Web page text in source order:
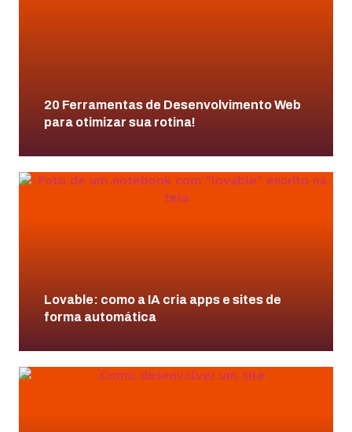
20 Ferramentas de Desenvolvimento Web
para otimizar sua rotina!
Lovable: como a IA cria apps e sites de
forma automática